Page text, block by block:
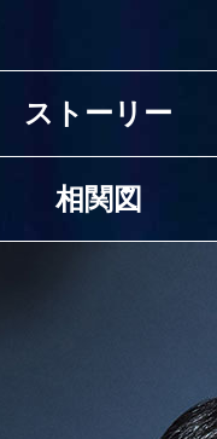
ストーリー
相関図